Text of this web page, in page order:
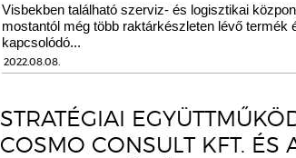
Visbekben található szerviz- és logisztikai
mostantól még több raktárkészleten lévő termék
kapcsolódó...
2022.08.08.
STRATÉGIAI
COSMO CONSULT KFT. ÉS